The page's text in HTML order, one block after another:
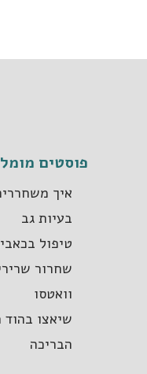
פוסטים
איך
בעיות גב
טיפול
שחרור
וואטסו
שיאצו בהוד
הבריכה